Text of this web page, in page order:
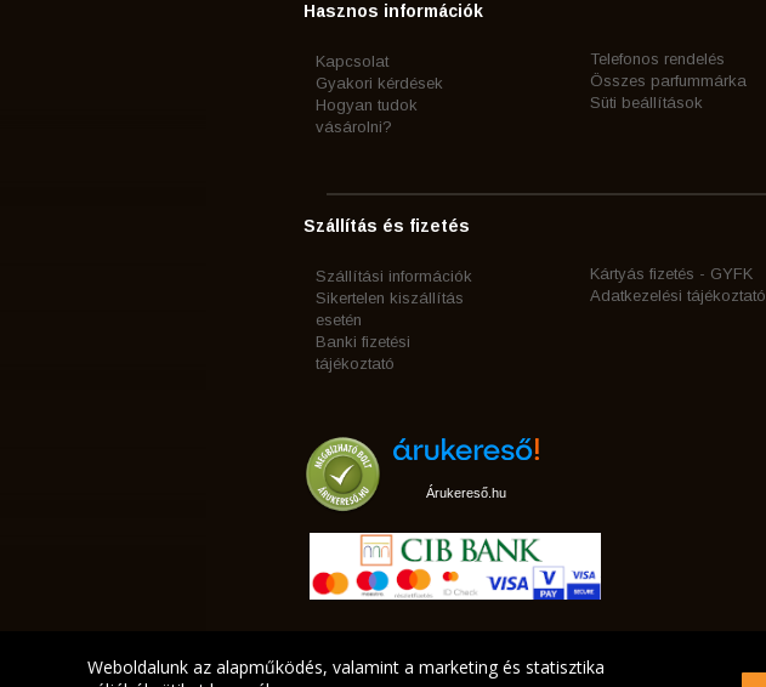
Hasznos információk
Kapcsolat
Gyakori kérdések
Hogyan tudok
vásárolni?
Telefonos rendelés
Összes parfummárka
Süti beállítások
Szállítás és fizetés
Szállítási információk
Sikertelen kiszállítás
esetén
Banki fizetési
tájékoztató
Kártyás fizetés - GYFK
Adatkezelési tájékoztató
Árukereső.hu
Weboldalunk az alapműködés, valamint a marketing és statisztika